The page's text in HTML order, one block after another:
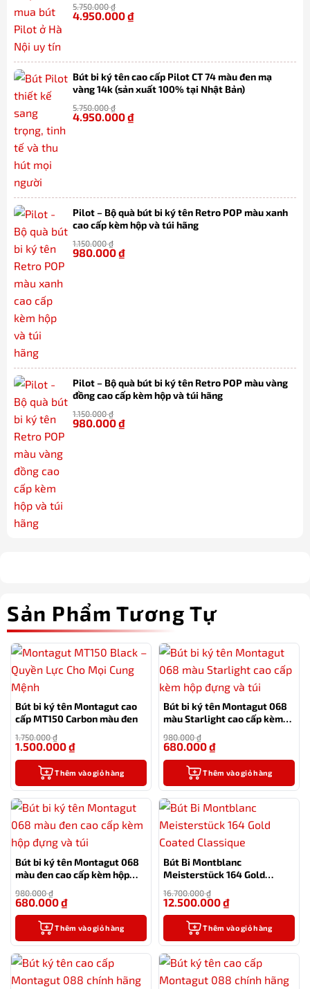
5.750.000₫
4.950.000₫
Bút bi ký tên cao cấp Pilot CT 74 màu đen mạ
vàng 14k (sản xuất 100% tại Nhật Bản)
5.750.000₫
4.950.000₫
Pilot – Bộ quà bút bi ký tên Retro POP màu xanh
cao cấp kèm hộp và túi hãng
1.150.000₫
980.000₫
Pilot – Bộ quà bút bi ký tên Retro POP màu vàng
đồng cao cấp kèm hộp và túi hãng
1.150.000₫
980.000₫
Sản Phẩm Tương Tự
Bút bi ký tên Montagut cao
cấp MT150 Carbon màu đen
1.750.000₫
1.500.000₫
Thêm vào giỏ hàng
Bút bi ký tên Montagut 068
màu Starlight cao cấp kèm
980.000₫
680.000₫
Thêm vào giỏ hàng
Bút bi ký tên Montagut 068
màu đen cao cấp kèm hộp
980.000₫
680.000₫
Thêm vào giỏ hàng
Bút Bi Montblanc
Meisterstück 164 Gold
16.700.000₫
12.500.000₫
Thêm vào giỏ hàng